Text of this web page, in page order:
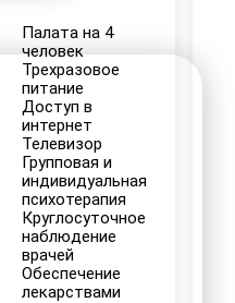
Палата на 4
человек
Трехразовое
питание
Доступ в
интернет
Телевизор
Групповая и
индивидуальная
психотерапия
Круглосуточное
наблюдение
врачей
Обеспечение
лекарствами